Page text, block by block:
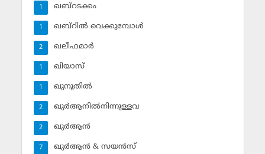
ഖബ്‌റടക്കം
1
ഖബ്‌റില്‍ വെക്കുമ്പോള്‍
1
ഖലീഫമാര്‍
2
ഖിയാസ്
1
ഖുനൂതില്‍
1
ഖുര്‍ആനില്‍നിന്നുള്ളവ
2
ഖുര്‍ആന്‍
2
ഖുര്‍ആന്‍ & സയന്‍സ്‌
7